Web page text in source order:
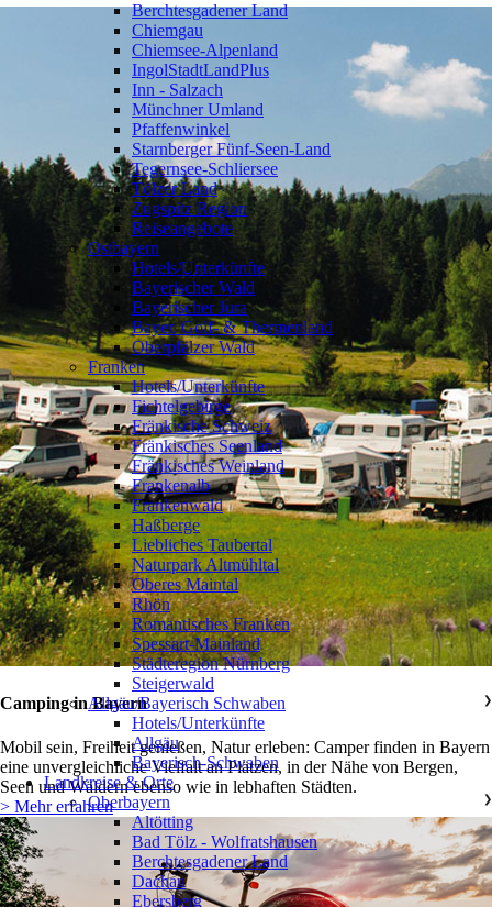
Camping in Bayern
Mobil sein, Freiheit genießen, Natur erleben: Camper finden in Bayern
eine unvergleichliche Vielfalt an Plätzen, in der Nähe von Bergen,
Seen und Wäldern ebenso wie in lebhaften Städten.
> Mehr erfahren
Berchtesgadener Land
Chiemgau
Chiemsee-Alpenland
IngolStadtLandPlus
Inn - Salzach
Münchner Umland
Pfaffenwinkel
Starnberger Fünf-Seen-Land
Tegernsee-Schliersee
Tölzer Land
Zugspitz Region
Reiseangebote
Ostbayern
❯
Hotels/Unterkünfte
Bayerischer Wald
Bayerischer Jura
Bayer. Golf- & Thermenland
Oberpfälzer Wald
Franken
❯
Hotels/Unterkünfte
Fichtelgebirge
Fränkische Schweiz
Fränkisches Seenland
Fränkisches Weinland
Frankenalb
Frankenwald
Haßberge
Liebliches Taubertal
Naturpark Altmühltal
Oberes Maintal
Rhön
Romantisches Franken
Spessart-Mainland
Städteregion Nürnberg
Steigerwald
Allgäu/Bayerisch Schwaben
❯
Hotels/Unterkünfte
Allgäu
Bayerisch-Schwaben
Landkreise & Orte
Oberbayern
❯
Altötting
Bad Tölz - Wolfratshausen
Berchtesgadener Land
Dachau
Ebersberg